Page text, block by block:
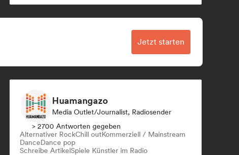
Jetzt starten
Huamangazo
Media Outlet/Journalist, Radiosender
> 2700 Antworten gegeben
Alternativer RockChill outKommerziell / Mainstream
DanceDance pop
Schreibe ArtikelSpiele Künstler im Radio